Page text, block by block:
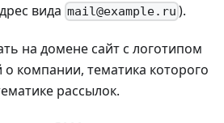
вида mail@example.ru ).
на домене сайт с логотипом
компании, тематика которого
рассылок.